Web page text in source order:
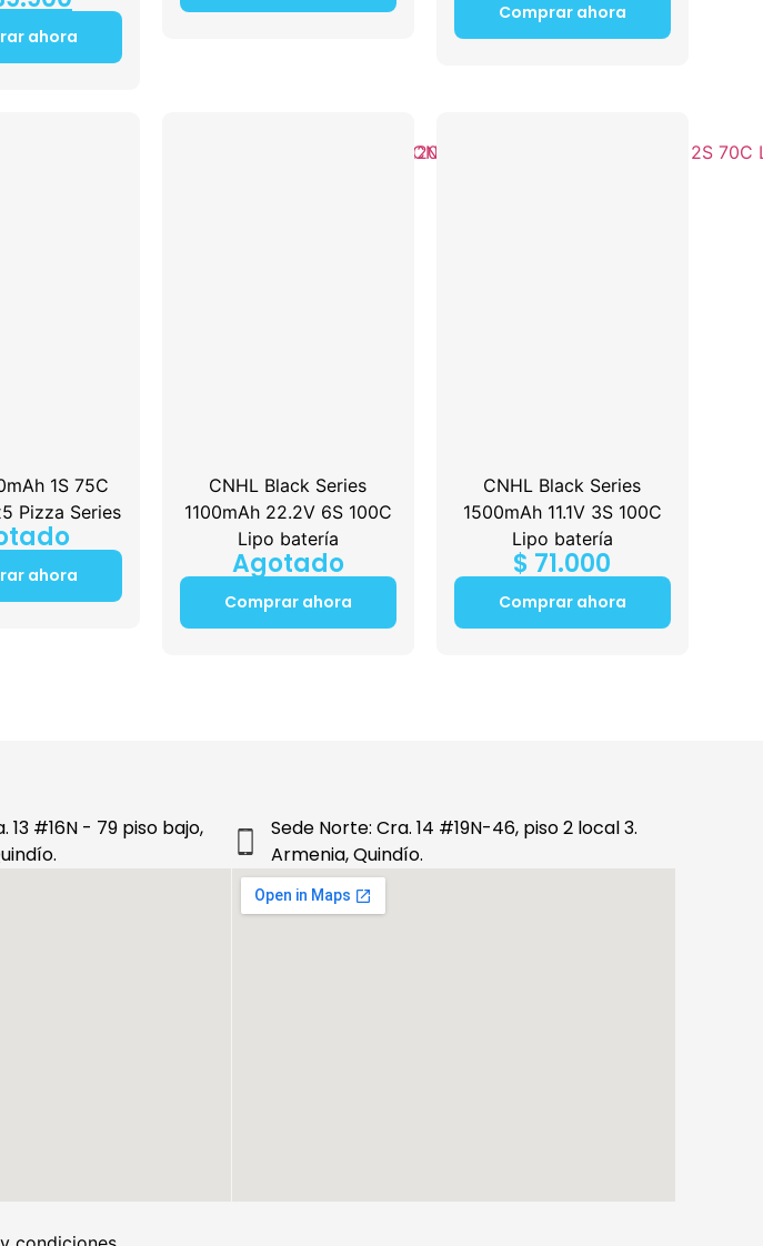
ahora
Comprar ahora
1S 75C
Pizza Series
ahora
CNHL Black Series
1100mAh 22.2V 6S 100C
Lipo batería
Agotado
Comprar ahora
CNHL Black Series
1500mAh 11.1V 3S 100C
Lipo batería
$ 71.000
Comprar ahora
13 #16N - 79 piso bajo,
Sede Norte: Cra. 14 #19N-46, piso 2 local 3.
Armenia, Quindío.